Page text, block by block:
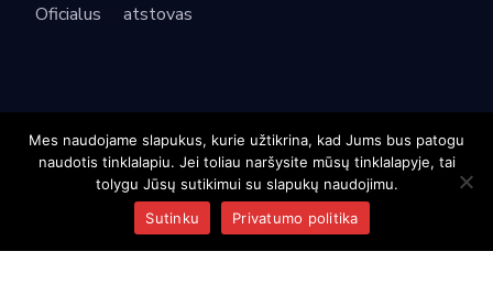
Oficialus atstovas
Ukmergės g. 364, 14188 Vilnius
info@salija.eu
Mes naudojame slapukus, kurie užtikrina, kad Jums bus patogu
naudotis tinklalapiu. Jei toliau naršysite mūsų tinklalapyje, tai
tolygu Jūsų sutikimui su slapukų naudojimu.
Sutinku
Privatumo politika